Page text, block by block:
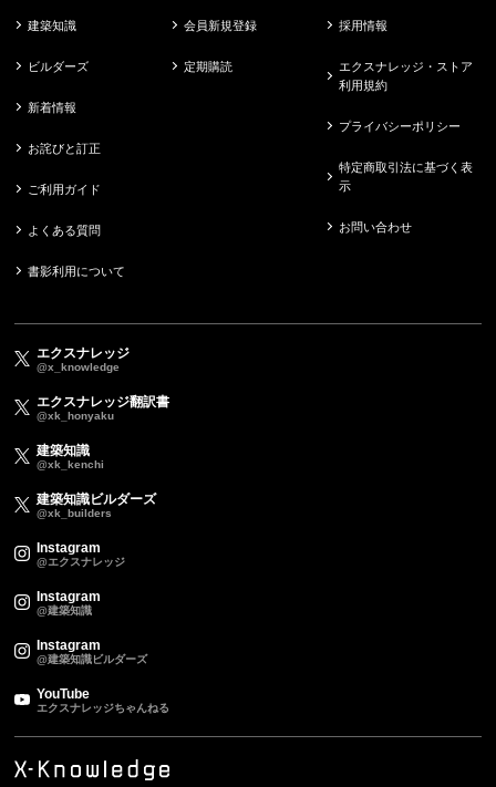
建築知識
ビルダーズ
新着情報
お詫びと訂正
ご利用ガイド
よくある質問
書影利用について
会員新規登録
定期購読
採用情報
エクスナレッジ・ストア
利用規約
プライバシーポリシー
特定商取引法に基づく表
示
お問い合わせ
エクスナレッジ
@x_knowledge
エクスナレッジ翻訳書
@xk_honyaku
建築知識
@xk_kenchi
建築知識ビルダーズ
@xk_builders
Instagram
@エクスナレッジ
Instagram
@建築知識
Instagram
@建築知識ビルダーズ
YouTube
エクスナレッジちゃんねる